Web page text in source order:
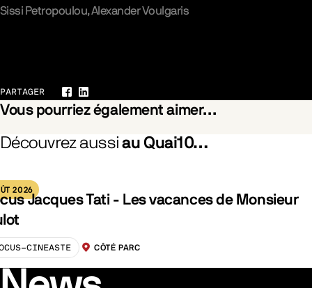
Sissi PetropoulouAlexander Voulgaris
PARTAGER
Facebook
LinkedIn
Vous pourriez également aimer…
Branches Drops the Withered Blossom
Pride
Découvrez aussiau Quai10…
2026
Jacques Tati - Les vacances de Monsieur
CINEASTE LOCALISATION :
CÔTÉ PARC